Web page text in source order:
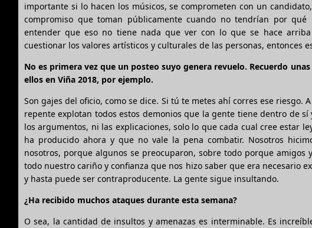
importante si lo hacen los músicos, se comprometen con un
compromiso que toman públicamente cuando no tendrían por
entender que eso no tiene nada que ver con lo que se hace
cuestionar los valores artísticos y culturales de las personas, entonces
No es primera vez que un posteo suyo genera revuelo. Recuerdo
ellos en Viña 2018, por ejemplo.
Son gajes del oficio, como se dice. Si tú te metes ahí corres ese
repente explotan todos estos demonios que la gente tiene dentro de
los argumentos, ni las explicaciones, solo lo que cada cual cree estar
ha producido ahora y que no vale la pena combatir. Nosotros
nosotros, porque algunos se preocuparon, sobre todo porque
todo nuestro cariño y confianza que nos hizo saber que era necesario
y hasta puede ser contraproducente. La gente sigue insultando.
¿Ha recibido muchos ataques durante esta semana?
O sea, la cantidad de insultos y amenazas es interminable. Es